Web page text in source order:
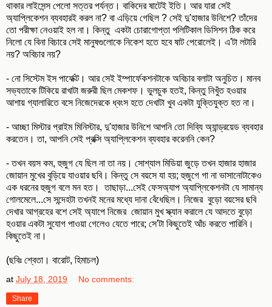
থাকার লাইসেন্স পেলো সত্তর পর্যন্ত। বাকিদের ষাটেই ইতি। আর যারা সেই
অ্যাপ্লিকেশন ব্যবহারই করল না? বা এড়িয়ে গেছিল ? সেই দু'হাজার উনিশে? তাঁদের
তো পরীক্ষা নেওয়াই হল না। কিন্তু একটা চোরাগোপ্তা পলিটিকাল ডিসিশন ঠিক করে
নিলো যে বিনা বিচারে সেই মানুষগুলোকে নিকেশ হতে হবে ষাট পেরোলেই। এ'টা লটারি
নয়? অবিচার নয়?
- নো সিস্টেম ইস পার্ফেক্ট। আর সেই ইম্পার্ফেকশনটাকে অবিচার বলাটা অনুচিত। মানব
সভ্যতাকে টিকিয়ে রাখাটা জরুরী ছিল মেকশফ। ভুলচুক হতই, কিন্তু নিখুঁত হওয়ার
আশায় গ্যালারিতে বসে নিজেদেরকে ধ্বংস হতে দেখাটা খুব একটা যুক্তিযুক্ত হত না।
- আচ্ছা মিস্টার প্রাইম মিনিস্টার, দু'হাজার উনিশে আপনি তো দিব্যি অ্যান্ড্রয়েড ব্যবহার
করতেন। তা, আপনি সেই প্রক্সি অ্যাপ্লিকেশন ব্যবহার করেননি কেন?
- তখন বয়স কম, হুজুগ যে ছিল না তা নয়। সোশ্যাল মিডিয়া জুড়ে তখন হাজার হাজার
জোয়ান মুখের বুড়িয়ে যাওয়ার ছবি। কিন্তু সে বয়সে যা হয়; হুজুগে গা না ভাসানোটাকেও
এক ধরনের হুজুগ বলে মন হত। তাছাড়া...সেই ফেসঅ্যাপ অ্যাপ্লিকেশনটা যে সামান্য
গোলমেলে...সে সন্দেহটা তখনই মনের মধ্যে দানা বেঁধেছিল। নিজের বুড়ো বয়সের ছবি
দেখার আগ্রহের বশে সেই অ্যাপে নিজের জোয়ান মুখ স্ক্যান করালে যে আদতে বুড়ো
হওয়ার একটা সুযোগ পাওয়া গেলেও যেতে পারে; সে'টা কিছুতেই আঁচ করতে পারিনি।
কিছুতেই না।
(ছবিঃ শ্বেতা। বারোট, হিমাচল)
at July 18, 2019 No comments:
Share